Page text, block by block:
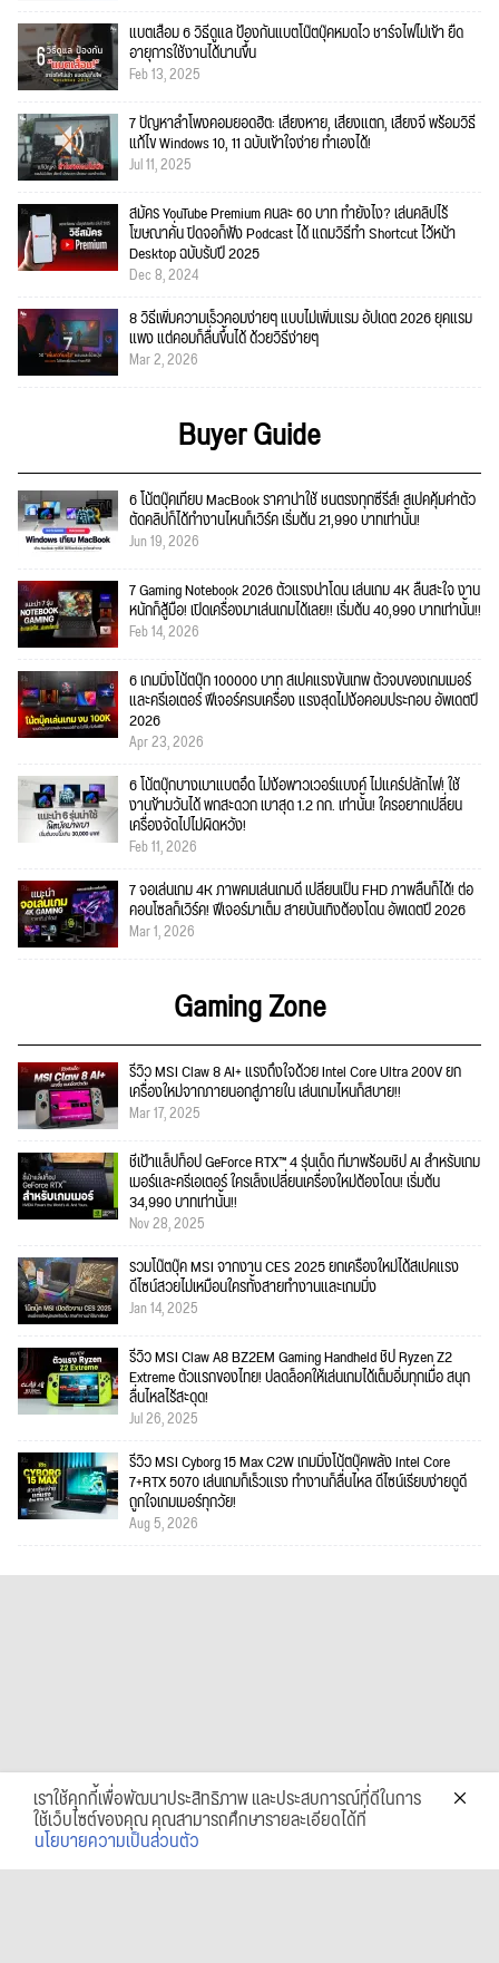
แบตเสื่อม 6 วิธีดูแล ป้องกันแบตโน๊ตบุ๊คหมดไว ชาร์จไฟไม่เข้า ยืด
อายุการใช้งานได้นานขึ้น
Feb 13, 2025
7 ปัญหาลำโพงคอมยอดฮิต: เสียงหาย, เสียงแตก, เสียงจี่ พร้อมวิธี
แก้ไข Windows 10, 11 ฉบับเข้าใจง่าย ทำเองได้!
Jul 11, 2025
สมัคร YouTube Premium คนละ 60 บาท ทำยังไง? เล่นคลิปไร้
โฆษณาคั่น ปิดจอก็ฟัง Podcast ได้ แถมวิธีทำ Shortcut ไว้หน้า
Desktop ฉบับรับปี 2025
Dec 8, 2024
8 วิธีเพิ่มความเร็วคอมง่ายๆ แบบไม่เพิ่มแรม อัปเดต 2026 ยุคแรม
แพง แต่คอมก็ลื่นขึ้นได้ ด้วยวิธีง่ายๆ
Mar 2, 2026
Buyer Guide
6 โน้ตบุ๊คเทียบ MacBook ราคาน่าใช้ ชนตรงทุกซีรีส์! สเปคคุ้มค่าตัว
ตัดคลิปก็ได้ทำงานไหนก็เวิร์ค เริ่มต้น 21,990 บาทเท่านั้น!
Jun 19, 2026
7 Gaming Notebook 2026 ตัวแรงน่าโดน เล่นเกม 4K ลื่นสะใจ งาน
หนักก็สู้มือ! เปิดเครื่องมาเล่นเกมได้เลย!! เริ่มต้น 40,990 บาทเท่านั้น!!
Feb 14, 2026
6 เกมมิ่งโน้ตบุ๊ก 100000 บาท สเปคแรงขั้นเทพ ตัวจบของเกมเมอร์
และครีเอเตอร์ ฟีเจอร์ครบเครื่อง แรงสุดไม่ง้อคอมประกอบ อัพเดตปี
2026
Apr 23, 2026
6 โน้ตบุ๊กบางเบาแบตอึด ไม่ง้อพาวเวอร์แบงค์ ไม่แคร์ปลั๊กไฟ! ใช้
งานข้ามวันได้ พกสะดวก เบาสุด 1.2 กก. เท่านั้น! ใครอยากเปลี่ยน
เครื่องจัดไปไม่ผิดหวัง!
Feb 11, 2026
7 จอเล่นเกม 4K ภาพคมเล่นเกมดี เปลี่ยนเป็น FHD ภาพลื่นก็ได้! ต่อ
คอนโซลก็เวิร์ค! ฟีเจอร์มาเต็ม สายบันเทิงต้องโดน อัพเดตปี 2026
Mar 1, 2026
Gaming Zone
รีวิว MSI Claw 8 AI+ แรงถึงใจด้วย Intel Core Ultra 200V ยก
เครื่องใหม่จากภายนอกสู่ภายใน เล่นเกมไหนก็สบาย!!
Mar 17, 2025
ชี้เป้าแล็ปท็อป GeForce RTX™ 4 รุ่นเด็ด ที่มาพร้อมชิป AI สำหรับเกม
เมอร์และครีเอเตอร์ ใครเล็งเปลี่ยนเครื่องใหม่ต้องโดน! เริ่มต้น
34,990 บาทเท่านั้น!!
Nov 28, 2025
รวมโน๊ตบุ๊ค MSI จากงาน CES 2025 ยกเครื่องใหม่ได้สเปคแรง
ดีไซน์สวยไม่เหมือนใครทั้งสายทำงานและเกมมิ่ง
Jan 14, 2025
รีวิว MSI Claw A8 BZ2EM Gaming Handheld ชิป Ryzen Z2
Extreme ตัวแรกของไทย! ปลดล็อคให้เล่นเกมได้เต็มอิ่มทุกเมื่อ สนุก
ลื่นไหลไร้สะดุด!
Jul 26, 2025
รีวิว MSI Cyborg 15 Max C2W เกมมิ่งโน้ตบุ๊คพลัง Intel Core
7+RTX 5070 เล่นเกมก็เร็วแรง ทำงานก็ลื่นไหล ดีไซน์เรียบง่ายดูดี
ถูกใจเกมเมอร์ทุกวัย!
Aug 5, 2026
เราใช้คุกกี้เพื่อพัฒนาประสิทธิภาพ และประสบการณ์ที่ดีในการ
ใช้เว็บไซต์ของคุณ คุณสามารถศึกษารายละเอียดได้ที่
นโยบายความเป็นส่วนตัว